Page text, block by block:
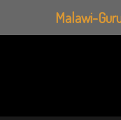
Malawi-